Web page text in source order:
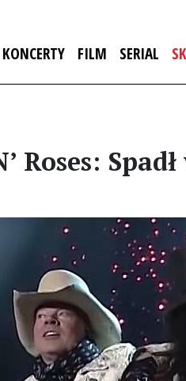
KONCERTY FILM SERIAL
Roses: